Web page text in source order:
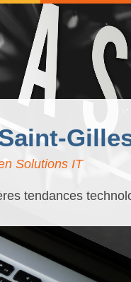
Solutions IT
tendances